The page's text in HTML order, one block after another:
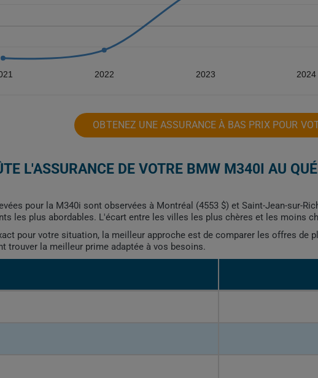
2022 2023 2024
OBTENEZ UNE ASSURANCE À BAS PRIX POUR
L'ASSURANCE DE VOTRE BMW M340I AU
pour la M340i sont observées à Montréal (4553 $) et Saint-Jean-sur-
les plus abordables. L'écart entre les villes les plus chères et les moins
pour votre situation, la meilleur approche est de comparer les offres de
trouver la meilleur prime adaptée à vos besoins.